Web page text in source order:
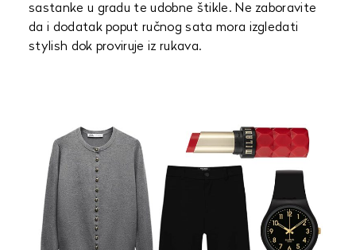
sastanke u gradu te udobne štikle. Ne zaboravite
da i dodatak poput ručnog sata mora izgledati
stylish dok proviruje iz rukava.